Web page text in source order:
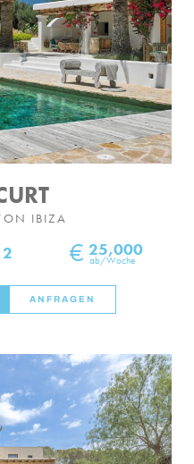
IBIZA
€ 25,000
ab/Woche
ANFRAGEN